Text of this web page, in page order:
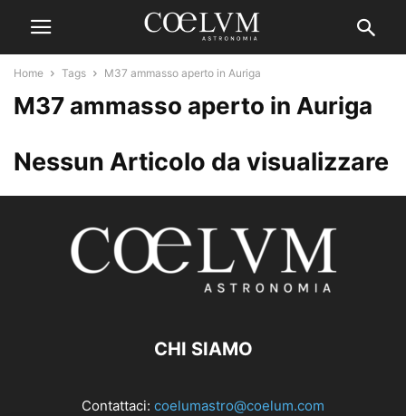
Home Tags M37 ammasso aperto in Auriga
M37 ammasso aperto in Auriga
Nessun Articolo da visualizzare
CHI SIAMO
Contattaci: coelumastro@coelum.com